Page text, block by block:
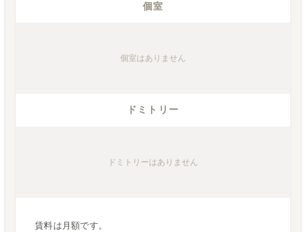
個室
個室はありません
ドミトリー
ドミトリーはありません
賃料は月額です。